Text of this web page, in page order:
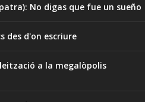
No digas que fue un sueño
des d'on escriure
a la megalòpolis